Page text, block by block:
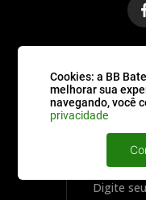
Cookies: a BB
melhorar sua
navegando, você
privacidade
Assine